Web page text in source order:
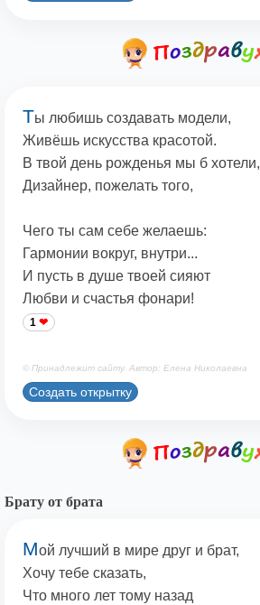
Ты любишь создавать модели,
Живёшь искусства красотой.
В твой день рожденья мы б хотели,
Дизайнер, пожелать того,
Чего ты сам себе желаешь:
Гармонии вокруг, внутри...
И пусть в душе твоей сияют
Любви и счастья фонари!
1
© Принадлежит сайту. Автор: Елена Николаевна
Создать открытку
Брату от брата
Мой лучший в мире друг и брат,
Хочу тебе сказать,
Что много лет тому назад